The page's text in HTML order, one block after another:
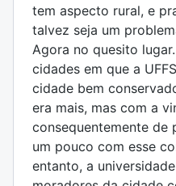
tem aspecto rural, e
talvez seja um
Agora no quesito
cidades em que a
cidade bem
era mais, mas com a
consequentemente de
um pouco com esse
entanto, a